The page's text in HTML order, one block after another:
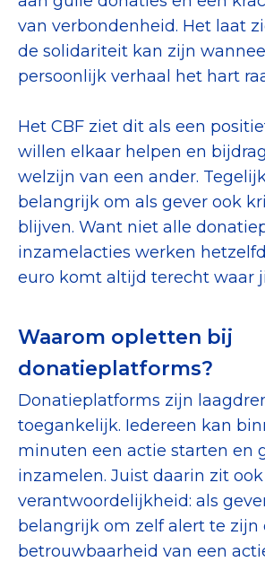
Veelgestelde vragen
Register Erkende
van verbondenheid. Het laat
de solidariteit kan zijn
persoonlijk verhaal het hart
Het CBF ziet dit als een
willen elkaar helpen en
welzijn van een ander.
belangrijk om als gever ook
blijven. Want niet alle
inzamelacties werken
euro komt altijd terecht waar
Waarom opletten bij
donatieplatforms?
Donatieplatforms zijn
toegankelijk. Iedereen kan
minuten een actie starten en
inzamelen. Juist daarin zit
verantwoordelijkheid: als
belangrijk om zelf alert te zijn
betrouwbaarheid van een